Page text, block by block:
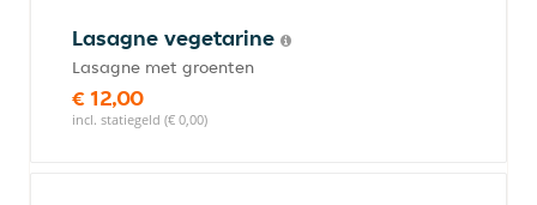
Lasagne vegetarine
Lasagne met groenten
€ 12,00
incl. statiegeld (€ 0,00)